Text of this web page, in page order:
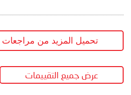
تحميل المزيد من مراجعات
عرض جميع التقييمات